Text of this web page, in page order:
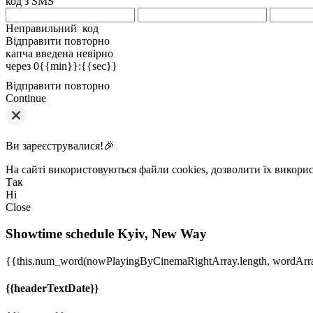
Неправильний код
Відправити повторно
капча введена невірно
через 0{{min}}:{{sec}}
Відправити повторно
Continue
Ви зареєструвалися!🎉
На сайті використовуються файли cookies, дозволити їх
Так
Ні
Close
Showtime schedule Kyiv, New Way
{{this.num_word(nowPlayingByCinemaRightArray.length,
{{headerTextDate}}